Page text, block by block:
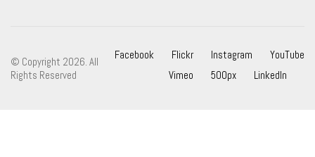
Facebook Flickr Instagram
YouTube
Vimeo
500px LinkedIn
© Copyright 2026. All
Rights Reserved